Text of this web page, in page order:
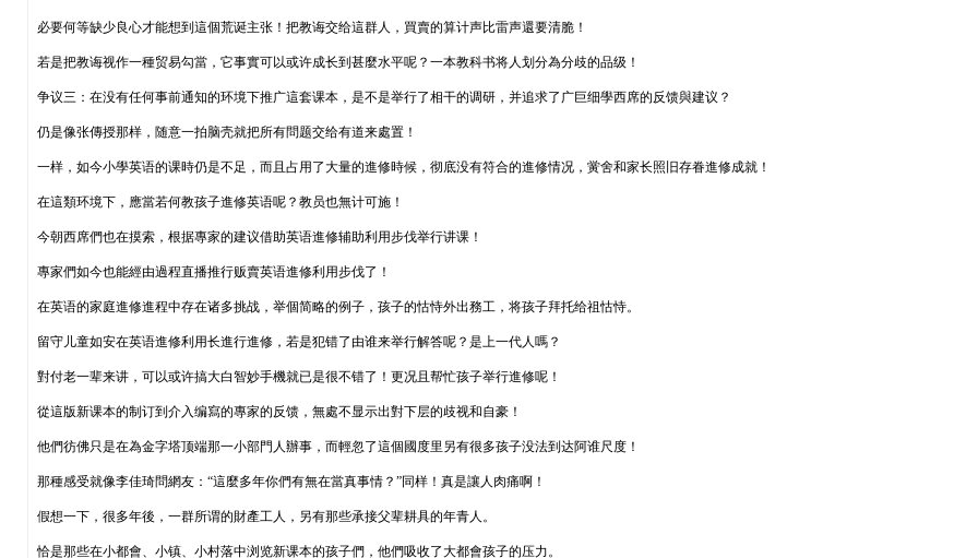
必要何等缺少良心才能想到這個荒诞主张！把教诲交给這群人，買賣的算计声比雷声還要清脆！
若是把教诲视作一種贸易勾當，它事實可以或许成长到甚麼水平呢？一本教科书将人划分為分歧的品级！
争议三：在没有任何事前通知的环境下推广這套课本，是不是举行了相干的调研，并追求了广巨细學西席的反馈與建议？
仍是像张傳授那样，随意一拍脑壳就把所有問题交给有道来處置！
一样，如今小學英语的课時仍是不足，而且占用了大量的進修時候，彻底没有符合的進修情况，黉舍和家长照旧存眷進修成就！
在這類环境下，應當若何教孩子進修英语呢？教员也無计可施！
今朝西席們也在摸索，根据專家的建议借助英语進修辅助利用步伐举行讲课！
專家們如今也能經由過程直播推行贩賣英语進修利用步伐了！
在英语的家庭進修進程中存在诸多挑战，举個简略的例子，孩子的怙恃外出務工，将孩子拜托给祖怙恃。
留守儿童如安在英语進修利用长進行進修，若是犯错了由谁来举行解答呢？是上一代人嗎？
對付老一辈来讲，可以或许搞大白智妙手機就已是很不错了！更况且帮忙孩子举行進修呢！
從這版新课本的制订到介入编寫的專家的反馈，無處不显示出對下层的歧视和自豪！
他們彷佛只是在為金字塔顶端那一小部門人辦事，而輕忽了這個國度里另有很多孩子没法到达阿谁尺度！
那種感受就像李佳琦問網友：“這麼多年你們有無在當真事情？”同样！真是讓人肉痛啊！
假想一下，很多年後，一群所谓的財產工人，另有那些承接父辈耕具的年青人。
恰是那些在小都會、小镇、小村落中浏览新课本的孩子們，他們吸收了大都會孩子的压力。